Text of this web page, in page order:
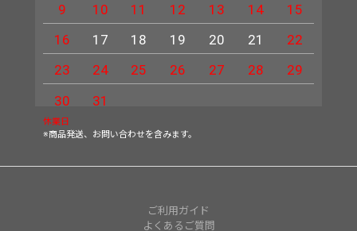
9
10 11 12 13 14
15
16
17 18 19 20 21
22
23
24 25 26 27 28
29
30
31
休業日
※商品発送、お問い合わせを含みます。
ご利用ガイド
よくあるご質問